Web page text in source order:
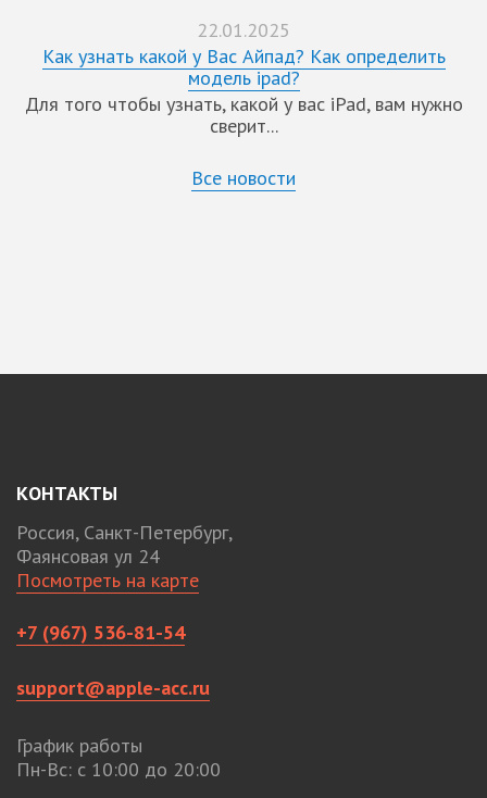
22.01.2025
Как узнать какой у Вас Айпад? Как определить
модель ipad?
Для того чтобы узнать, какой у вас iPad, вам нужно
сверит...
Все новости
КОНТАКТЫ
Россия, Санкт-Петербург,
Фаянсовая ул 24
Посмотреть на карте
+7 (967) 536-81-54
support@apple-acc.ru
График работы
Пн-Вс: с 10:00 до 20:00